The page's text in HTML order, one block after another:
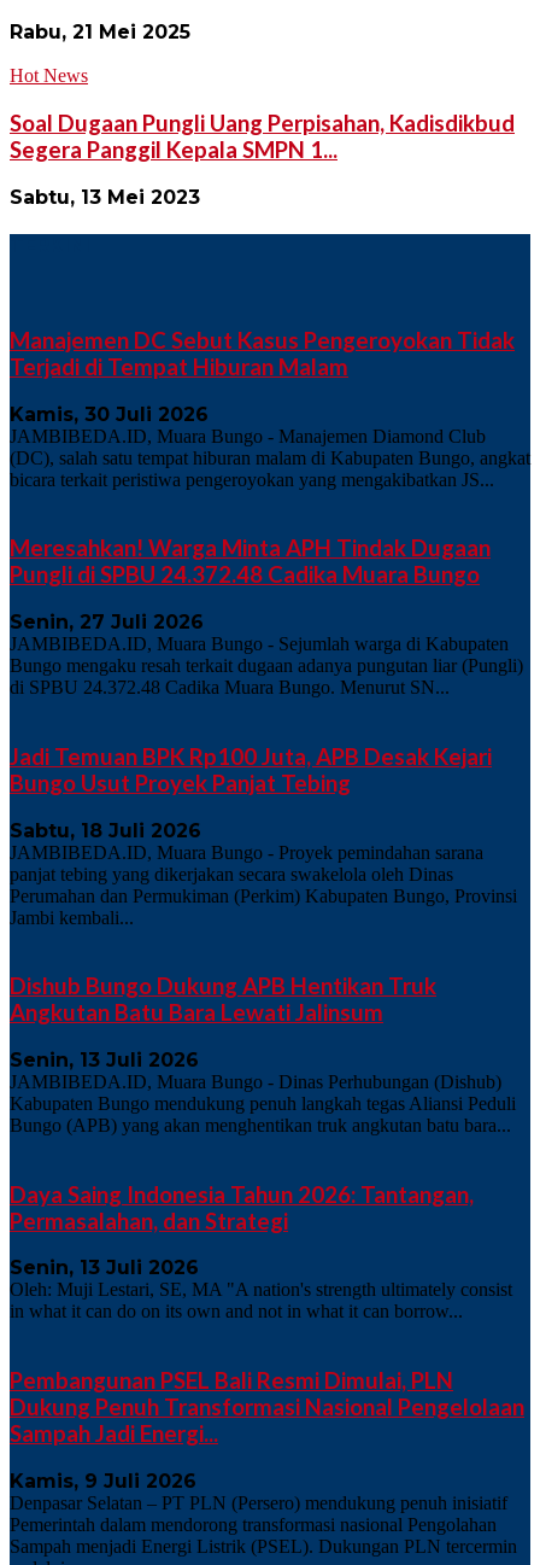
Rabu, 21 Mei 2025
Hot News
Soal Dugaan Pungli Uang Perpisahan, Kadisdikbud
Segera Panggil Kepala SMPN 1...
Sabtu, 13 Mei 2023
Manajemen DC Sebut Kasus Pengeroyokan Tidak
Terjadi di Tempat Hiburan Malam
Kamis, 30 Juli 2026
JAMBIBEDA.ID, Muara Bungo - Manajemen Diamond Club
(DC), salah satu tempat hiburan malam di Kabupaten Bungo, angkat
bicara terkait peristiwa pengeroyokan yang mengakibatkan JS...
Meresahkan! Warga Minta APH Tindak Dugaan
Pungli di SPBU 24.372.48 Cadika Muara Bungo
Senin, 27 Juli 2026
JAMBIBEDA.ID, Muara Bungo - Sejumlah warga di Kabupaten
Bungo mengaku resah terkait dugaan adanya pungutan liar (Pungli)
di SPBU 24.372.48 Cadika Muara Bungo. Menurut SN...
Jadi Temuan BPK Rp100 Juta, APB Desak Kejari
Bungo Usut Proyek Panjat Tebing
Sabtu, 18 Juli 2026
JAMBIBEDA.ID, Muara Bungo - Proyek pemindahan sarana
panjat tebing yang dikerjakan secara swakelola oleh Dinas
Perumahan dan Permukiman (Perkim) Kabupaten Bungo, Provinsi
Jambi kembali...
Dishub Bungo Dukung APB Hentikan Truk
Angkutan Batu Bara Lewati Jalinsum
Senin, 13 Juli 2026
JAMBIBEDA.ID, Muara Bungo - Dinas Perhubungan (Dishub)
Kabupaten Bungo mendukung penuh langkah tegas Aliansi Peduli
Bungo (APB) yang akan menghentikan truk angkutan batu bara...
Daya Saing Indonesia Tahun 2026: Tantangan,
Permasalahan, dan Strategi
Senin, 13 Juli 2026
Oleh: Muji Lestari, SE, MA "A nation's strength ultimately consist
in what it can do on its own and not in what it can borrow...
Pembangunan PSEL Bali Resmi Dimulai, PLN
Dukung Penuh Transformasi Nasional Pengelolaan
Sampah Jadi Energi...
Kamis, 9 Juli 2026
Denpasar Selatan – PT PLN (Persero) mendukung penuh inisiatif
Pemerintah dalam mendorong transformasi nasional Pengolahan
Sampah menjadi Energi Listrik (PSEL). Dukungan PLN tercermin